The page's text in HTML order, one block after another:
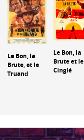
Le Bon, la
Brute, et le
Truand
Le Bon, la
Brute et le
Cinglé